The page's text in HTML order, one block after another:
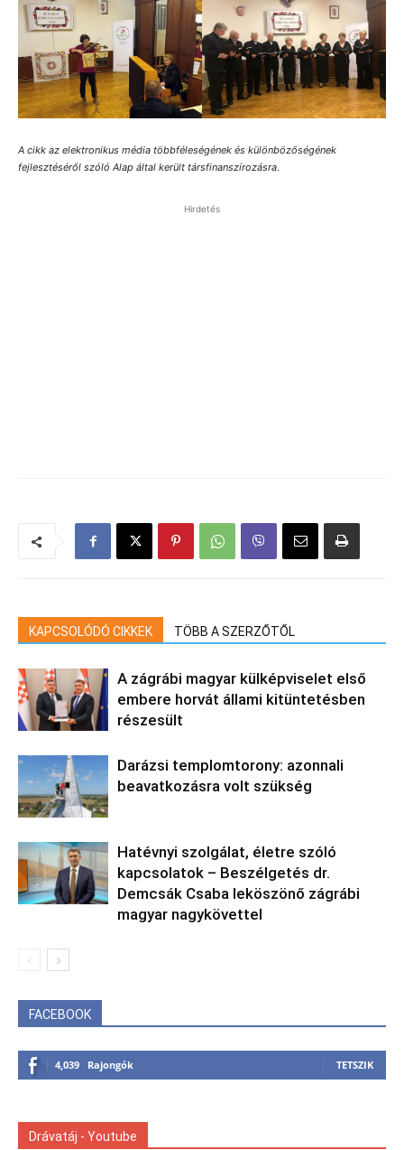
A cikk az elektronikus média többféleségének és különbözőségének
fejlesztéséről szóló Alap által került társfinanszírozásra.
Hirdetés
KAPCSOLÓDÓ CIKKEK TÖBB A SZERZŐTŐL
A zágrábi magyar külképviselet első
embere horvát állami kitüntetésben
részesült
Darázsi templomtorony: azonnali
beavatkozásra volt szükség
Hatévnyi szolgálat, életre szóló
kapcsolatok – Beszélgetés dr.
Demcsák Csaba leköszönő zágrábi
magyar nagykövettel
FACEBOOK
4,039 Rajongók TETSZIK
Drávatáj - Youtube